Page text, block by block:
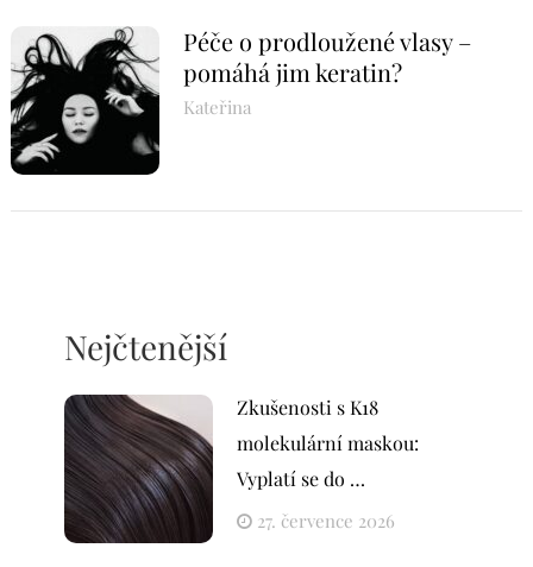
Péče o prodloužené vlasy –
pomáhá jim keratin?
Kateřina
Nejčtenější
Zkušenosti s K18
molekulární maskou:
Vyplatí se do …
27. července 2026